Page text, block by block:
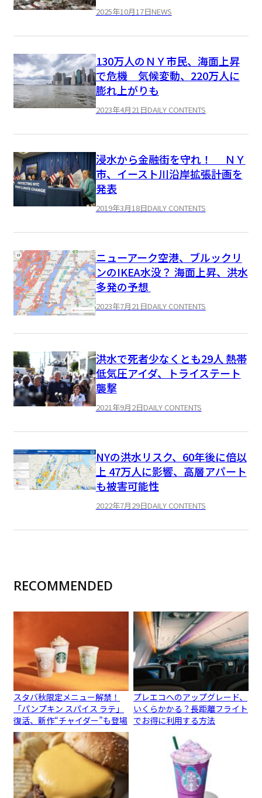
2025年10月17日NEWS
130万人のＮＹ市民、海面上昇
で危機 気候変動、220万人に
膨れ上がりも
2023年4月21日DAILY CONTENTS
浸水から金融街を守れ！ ＮＹ
市、イースト川沿岸拡張計画を
発表
2019年3月18日DAILY CONTENTS
ニューアーク空港、ブルックリ
ンのIKEA水没？ 海面上昇、洪水
多発の予想
2023年7月21日DAILY CONTENTS
洪水で死者少なくとも29人 熱帯
低気圧アイダ、トライステート
襲撃
2021年9月2日DAILY CONTENTS
NYの洪水リスク、60年後に倍以
上 47万人に影響、高層アパート
も被害可能性
2022年7月29日DAILY CONTENTS
RECOMMENDED
スタバ秋限定メニュー解禁！
「パンプキン スパイス ラテ」
復活、新作“チャイダー”も登場
プレエコへのアップグレード、
いくらかかる？長距離フライト
でお得に利用する方法